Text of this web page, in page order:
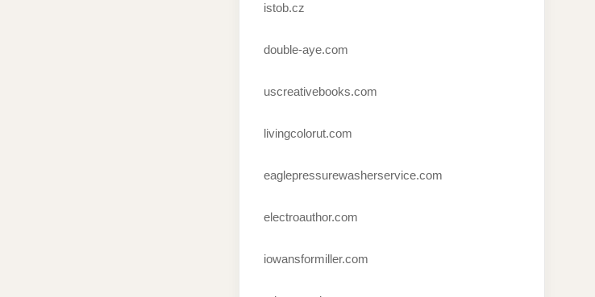
istob.cz
double-aye.com
uscreativebooks.com
livingcolorut.com
eaglepressurewasherservice.com
electroauthor.com
iowansformiller.com